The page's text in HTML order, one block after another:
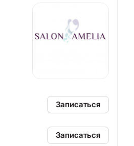
Записаться
Записаться